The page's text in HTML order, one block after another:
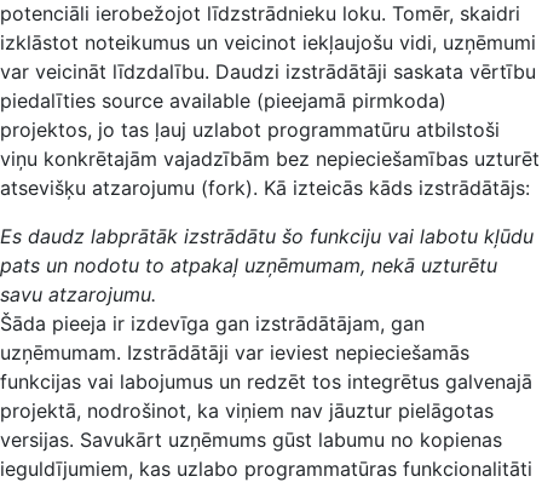
potenciāli ierobežojot līdzstrādnieku loku. Tomēr, skaidri
izklāstot noteikumus un veicinot iekļaujošu vidi, uzņēmumi
var veicināt līdzdalību. Daudzi izstrādātāji saskata vērtību
piedalīties source available (pieejamā pirmkoda)
projektos, jo tas ļauj uzlabot programmatūru atbilstoši
viņu konkrētajām vajadzībām bez nepieciešamības uzturēt
atsevišķu atzarojumu (fork). Kā izteicās kāds izstrādātājs:
Es daudz labprātāk izstrādātu šo funkciju vai labotu kļūdu
pats un nodotu to atpakaļ uzņēmumam, nekā uzturētu
savu atzarojumu.
Šāda pieeja ir izdevīga gan izstrādātājam, gan
uzņēmumam. Izstrādātāji var ieviest nepieciešamās
funkcijas vai labojumus un redzēt tos integrētus galvenajā
projektā, nodrošinot, ka viņiem nav jāuztur pielāgotas
versijas. Savukārt uzņēmums gūst labumu no kopienas
ieguldījumiem, kas uzlabo programmatūras funkcionalitāti